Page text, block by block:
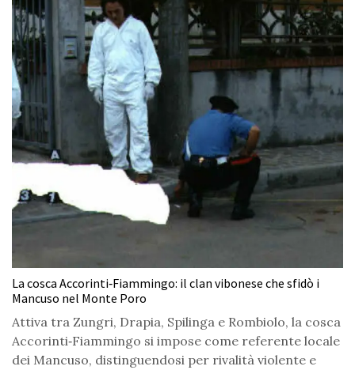
La cosca Accorinti‑Fiammingo: il clan vibonese che sfidò i
Mancuso nel Monte Poro
Attiva tra Zungri, Drapia, Spilinga e Rombiolo, la cosca
Accorinti‑Fiammingo si impose come referente locale
dei Mancuso, distinguendosi per rivalità violente e